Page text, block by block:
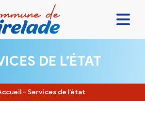
VIVRE ENSEMBLE
SE DIVERTIR
DE L’ÉTAT
- Services de l’état